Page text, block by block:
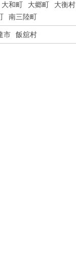
大和町 大郷町 大衡村
南三陸町
市 飯舘村